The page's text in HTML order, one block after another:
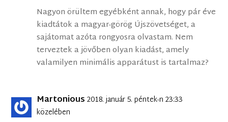
Nagyon örültem egyébként annak, hogy pár éve
kiadtátok a magyar-görög Újszövetséget, a
sajátomat azóta rongyosra olvastam. Nem
terveztek a jövőben olyan kiadást, amely
valamilyen minimális apparátust is tartalmaz?
Martonious 2018. január 5. péntek-n 23:33
közelében